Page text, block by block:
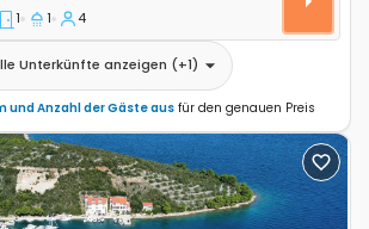
1 1 4
Unterkünfte anzeigen (+1)
und Anzahl der Gäste aus für den genauen Preis